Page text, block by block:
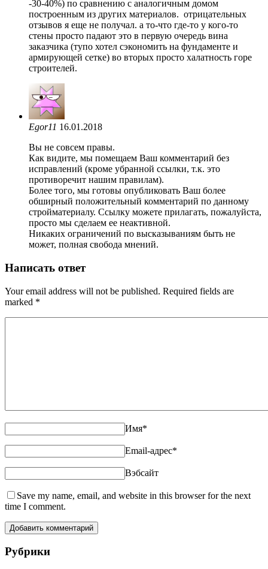
-30-40%) по сравнению с аналогичным домом
построенным из других материалов. отрицательных
отзывов я еще не получал. а то-что где-то у кого-то
стены просто падают это в первую очередь вина
заказчика (тупо хотел сэкономить на фундаменте и
армирующей сетке) во вторых просто халатность горе
строителей.
Egor11 16.01.2018
Вы не совсем правы.
Как видите, мы помещаем Ваш комментарий без
исправлений (кроме убранной ссылки, т.к. это
противоречит нашим правилам).
Более того, мы готовы опубликовать Ваш более
обширный положительный комментарий по данному
стройматериалу. Ссылку можете прилагать, пожалуйста,
просто мы сделаем ее неактивной.
Никаких ограничений по высказываниям быть не
может, полная свобода мнений.
Написать ответ
Your email address will not be published. Required fields are
marked *
Имя*
Email-адрес*
Вэбсайт
Save my name, email, and website in this browser for the next
time I comment.
Рубрики